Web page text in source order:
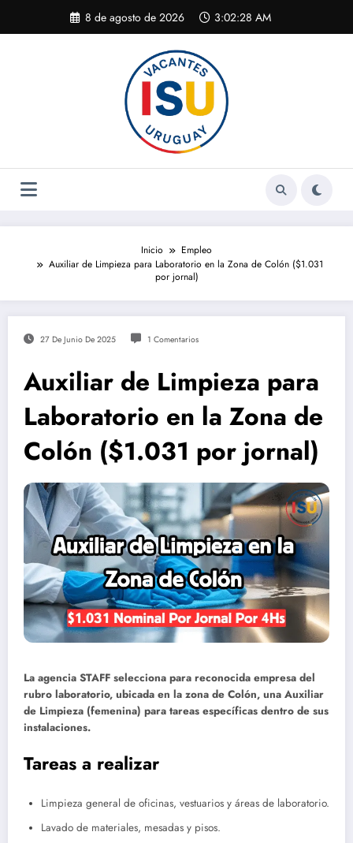
contenido
8 de agosto de 2026 3:02:29 AM
Inicio
Empleo
Auxiliar de Limpieza para Laboratorio en la Zona de Colón ($1.031
por jornal)
27 De Junio De 2025 1 Comentarios
Auxiliar de Limpieza para
Laboratorio en la Zona de
Colón ($1.031 por jornal)
La agencia STAFF selecciona para reconocida empresa del
rubro laboratorio, ubicada en la zona de Colón, una Auxiliar
de Limpieza (femenina) para tareas específicas dentro de sus
instalaciones.
Tareas a realizar
Limpieza general de oficinas, vestuarios y áreas de laboratorio.
Lavado de materiales, mesadas y pisos.